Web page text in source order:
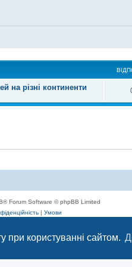
при користуванні сайтом.
на різні континенти
Forum Software © phpBB Limited
| Умови